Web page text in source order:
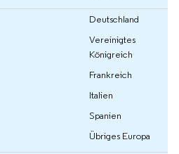
Deutschland
Vereinigtes
Königreich
Frankreich
Italien
Spanien
Übriges Europa